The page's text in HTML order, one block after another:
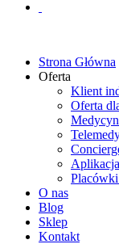
Strona Główna
Oferta
Klient
Oferta
O nas
Blog
Sklep
Kontakt